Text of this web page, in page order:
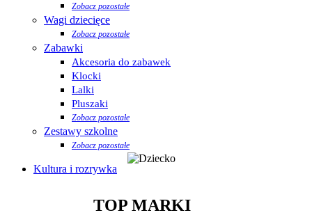
Zobacz pozostałe
Wagi dziecięce
Zobacz pozostałe
Zabawki
Akcesoria do zabawek
Klocki
Lalki
Pluszaki
Zobacz pozostałe
Zestawy szkolne
Zobacz pozostałe
Kultura i rozrywka
TOP MARKI